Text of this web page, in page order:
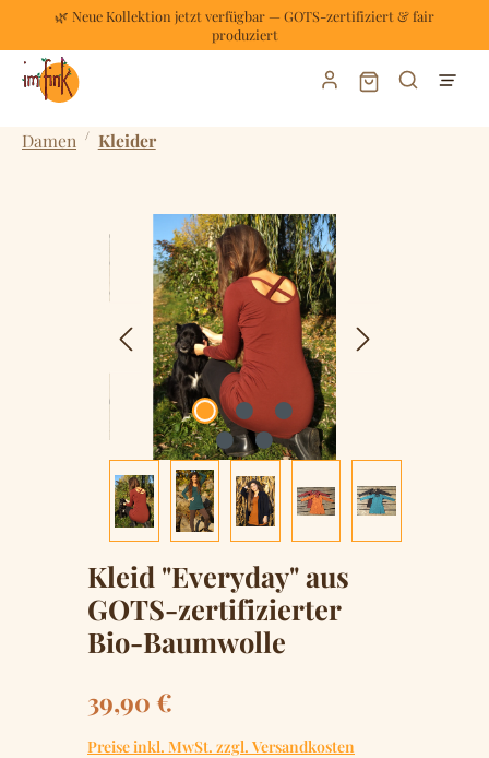
Zum Hauptinhalt springen
🌿 Neue Kollektion jetzt verfügbar — GOTS-zertifiziert & fair
produziert
Warenkorb
Damen / Kleider
Bildergalerie überspringen
Kleid "Everyday" aus
GOTS-zertifizierter
Bio-Baumwolle
Regulärer Preis:
39,90 €
Preise inkl. MwSt. zzgl. Versandkosten